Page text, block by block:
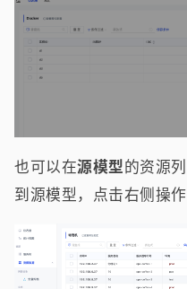
也可以在源模型的资源
到源模型，点击右侧操